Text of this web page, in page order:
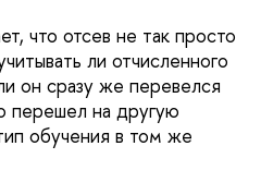
что отсев не так просто
ли отчисленного
он сразу же перевелся
перешел на другую
обучения в том же